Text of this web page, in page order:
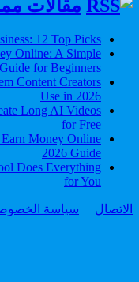
مقالات
12 Top Picks.
Online: A Simple
Guide for Beginners
Content Creators
Use in 2026
Long AI Videos
for Free
Money Online
2026 Guide
Does Everything
for You
الاتصال سياسة